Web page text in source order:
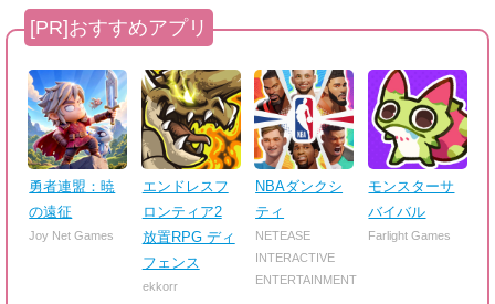
勇者連盟：暁
の遠征
Joy Net Games
エンドレスフ
ロンティア2
放置RPG ディ
フェンス
ekkorr
NBAダンクシ
ティ
NETEASE
INTERACTIVE
ENTERTAINMENT
モンスターサ
バイバル
Farlight Games